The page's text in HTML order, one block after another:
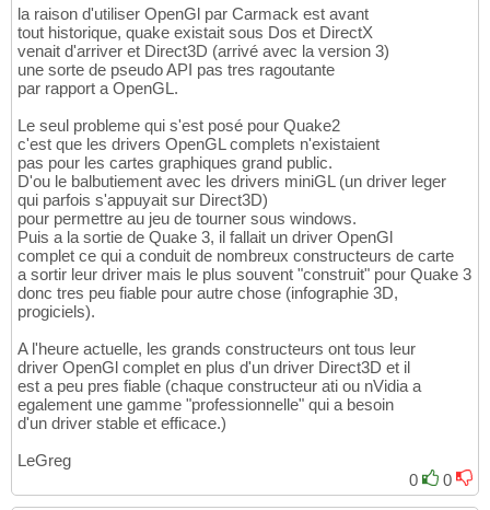
la raison d'utiliser OpenGl par Carmack est avant
tout historique, quake existait sous Dos et DirectX
venait d'arriver et Direct3D (arrivé avec la version 3)
une sorte de pseudo API pas tres ragoutante
par rapport a OpenGL.
Le seul probleme qui s'est posé pour Quake2
c'est que les drivers OpenGL complets n'existaient
pas pour les cartes graphiques grand public.
D'ou le balbutiement avec les drivers miniGL (un driver leger
qui parfois s'appuyait sur Direct3D)
pour permettre au jeu de tourner sous windows.
Puis a la sortie de Quake 3, il fallait un driver OpenGl
complet ce qui a conduit de nombreux constructeurs de carte
a sortir leur driver mais le plus souvent "construit" pour Quake 3
donc tres peu fiable pour autre chose (infographie 3D,
progiciels).
A l'heure actuelle, les grands constructeurs ont tous leur
driver OpenGl complet en plus d'un driver Direct3D et il
est a peu pres fiable (chaque constructeur ati ou nVidia a
egalement une gamme "professionnelle" qui a besoin
d'un driver stable et efficace.)
LeGreg
0
0